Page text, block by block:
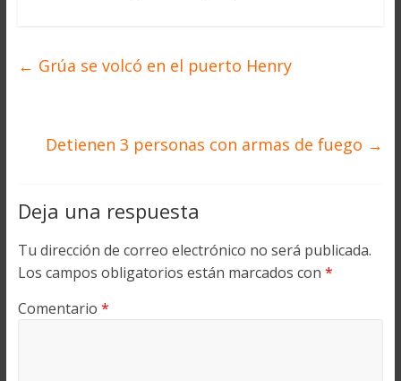
← Grúa se volcó en el puerto Henry
Detienen 3 personas con armas de fuego →
Deja una respuesta
Tu dirección de correo electrónico no será publicada.
Los campos obligatorios están marcados con *
Comentario *